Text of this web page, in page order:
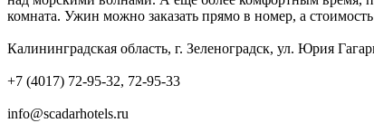
комната. Ужин можно заказать прямо в номер, а
Калининградская область, г. Зеленоградск, ул. Юрия
+7 (4017) 72-95-32, 72-95-33
info@scadarhotels.ru